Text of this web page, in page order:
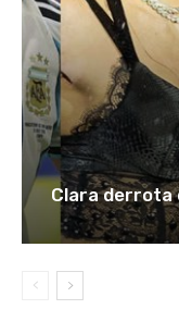
Clara derrota